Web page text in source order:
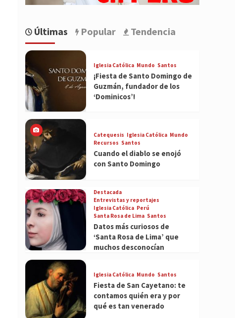
Últimas Popular Tendencia
Iglesia Católica Mundo Santos
¡Fiesta de Santo Domingo de
Guzmán, fundador de los
‘Dominicos’!
Catequesis Iglesia Católica Mundo
Recursos Santos
Cuando el diablo se enojó
con Santo Domingo
Destacada
Entrevistas y reportajes
Iglesia Católica Perú
Santa Rosa de Lima Santos
Datos más curiosos de
‘Santa Rosa de Lima’ que
muchos desconocían
Iglesia Católica Mundo Santos
Fiesta de San Cayetano: te
contamos quién era y por
qué es tan venerado